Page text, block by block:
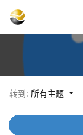
转到: 所有主题